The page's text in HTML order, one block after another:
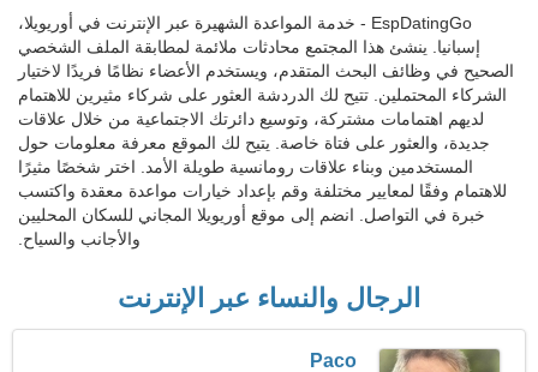
EspDatingGo - خدمة المواعدة الشهيرة عبر الإنترنت في أوريويلا،
إسبانيا. ينشئ هذا المجتمع محادثات ملائمة لمطابقة الملف الشخصي
الصحيح في وظائف البحث المتقدم، ويستخدم الأعضاء نظامًا فريدًا لاختيار
الشركاء المحتملين. تتيح لك الدردشة العثور على شركاء مثيرين للاهتمام
لديهم اهتمامات مشتركة، وتوسيع دائرتك الاجتماعية من خلال علاقات
جديدة، والعثور على فتاة خاصة. يتيح لك الموقع معرفة معلومات حول
المستخدمين وبناء علاقات رومانسية طويلة الأمد. اختر شخصًا مثيرًا
للاهتمام وفقًا لمعايير مختلفة وقم بإعداد خيارات مواعدة معقدة واكتسب
خبرة في التواصل. انضم إلى موقع أوريويلا المجاني للسكان المحليين
والأجانب والسياح.
الرجال والنساء عبر الإنترنت
Paco